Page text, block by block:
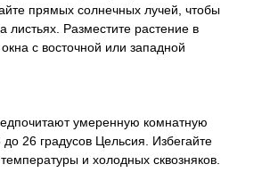
прямых солнечных лучей, чтобы
листьях. Разместите растение в
с восточной или западной
умеренную комнатную
26 градусов Цельсия. Избегайте
и холодных сквозняков.